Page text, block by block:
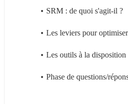
SRM : de quoi s'agit-il ?
Les leviers pour
Les outils à la disposition
Phase de questions/